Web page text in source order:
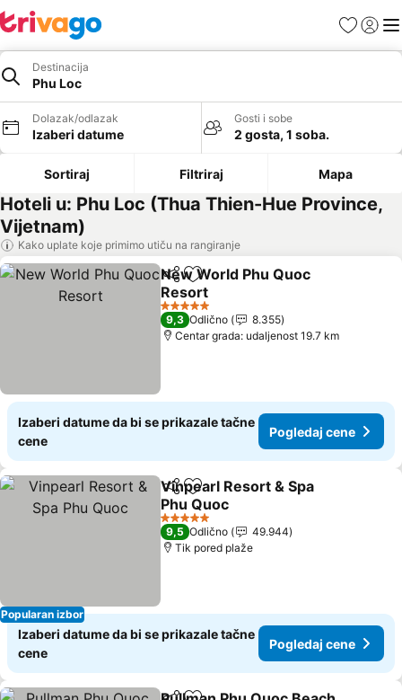
FavoritiPrijavi
Destinacija
Phu Loc
Dolazak/odlazak
Izaberi datume
Gosti i sobe
2 gosta, 1 soba.
Sortiraj Filtriraj Mapa
Hoteli u: Phu Loc (Thua Thien-Hue Province,
Vijetnam)
Kako uplate koje primimo utiču na rangiranje
Deli Dodati u favorite
New World Phu Quoc
Resort
Pogledaj cene
5 Zvezdice
9,3 Odlično
8.355
Centar grada: udaljenost 19.7 km
Izaberi datume da bi se prikazale tačne
cene
Pogledaj cene
Popularan izbor
Deli Dodati u favorite
Vinpearl Resort & Spa
Phu Quoc
Pogledaj cene
5 Zvezdice
9,5 Odlično
49.944
Tik pored plaže
Izaberi datume da bi se prikazale tačne
cene
Pogledaj cene